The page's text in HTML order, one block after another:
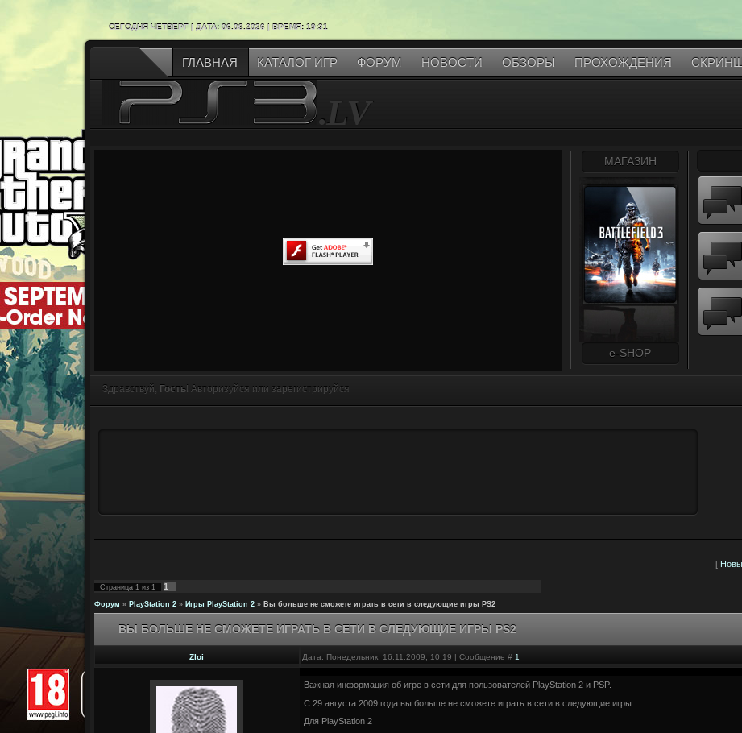
СЕГОДНЯ ЧЕТВЕРГ | ДАТА: 06.08.2026 | ВРЕМЯ: 19:31
ГЛАВНАЯ КАТАЛОГ ИГР ФОРУМ НОВОСТИ ОБЗОРЫ ПРОХОЖДЕНИЯ
.LV
МАГАЗИН
e-SHOP
Здравствуй, Гость! Авторизуйся или зарегистрируйся
[
Страница 1из 1 1
Форум » PlayStation 2 » Игры PlayStation 2 » Вы больше не сможете играть в сети в следующие игры PS2
ВЫ БОЛЬШЕ НЕ СМОЖЕТЕ ИГРАТЬ В СЕТИ В СЛЕДУЮЩИЕ ИГРЫ PS2
Zloi Дата: Понедельник, 16.11.2009, 10:19 | Сообщение # 1
Важная информация об игре в сети для пользователей PlayStation 2 и PSP.
С 29 августа 2009 года вы больше не сможете играть в сети в следующие игры:
Для PlayStation 2